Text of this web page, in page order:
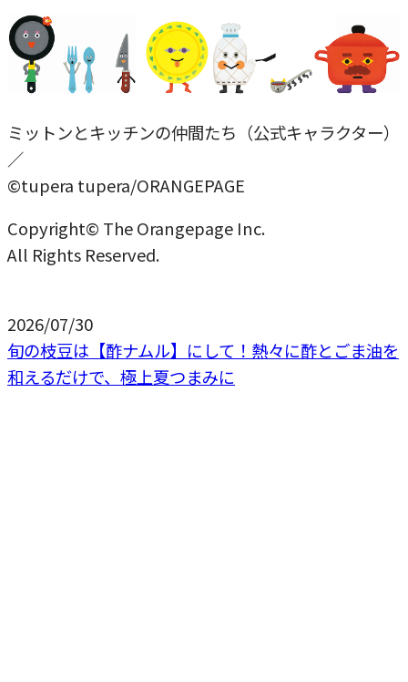
ミットンとキッチンの仲間たち（公式キャラクター）
／
©tupera tupera/ORANGEPAGE
Copyright© The Orangepage Inc.
All Rights Reserved.
2026/07/30
旬の枝豆は【酢ナムル】にして！熱々に酢とごま油を
和えるだけで、極上夏つまみに